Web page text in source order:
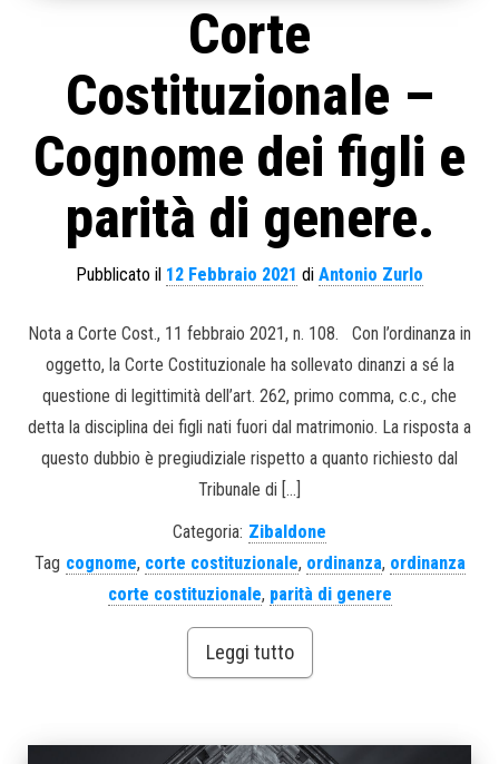
Corte
Costituzionale –
Cognome dei figli e
parità di genere.
Pubblicato il 12 Febbraio 2021 di Antonio Zurlo
Nota a Corte Cost., 11 febbraio 2021, n. 108. Con l’ordinanza in
oggetto, la Corte Costituzionale ha sollevato dinanzi a sé la
questione di legittimità dell’art. 262, primo comma, c.c., che
detta la disciplina dei figli nati fuori dal matrimonio. La risposta a
questo dubbio è pregiudiziale rispetto a quanto richiesto dal
Tribunale di […]
Categoria: Zibaldone
Tag cognome, corte costituzionale, ordinanza, ordinanza
corte costituzionale, parità di genere
Leggi tutto